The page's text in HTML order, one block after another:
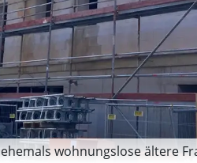
wohnungslose ältere